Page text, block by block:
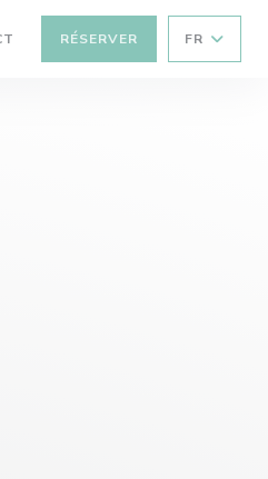
FENÊTRE))
RÉSERVER FR